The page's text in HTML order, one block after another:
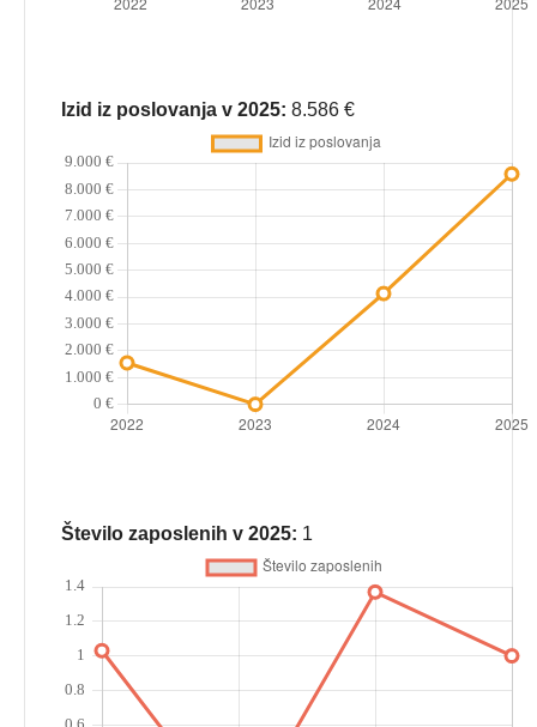
Izid iz poslovanja v 2025: 8.586 €
Število zaposlenih v 2025: 1